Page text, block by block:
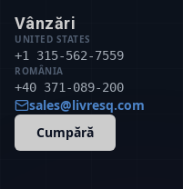
Vânzări
UNITED STATES
+1 315-562-7559
ROMÂNIA
+40 371-089-200
sales@livresq.com
Cumpără